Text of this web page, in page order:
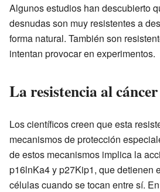
Algunos estudios han descubierto
desnudas son muy resistentes a
forma natural. También son
intentan provocar en experimentos.
La resistencia al
Los científicos creen que esta
mecanismos de protección
de estos mecanismos implica la
p16lnKa4 y p27Kip1, que detienen
células cuando se tocan entre sí.